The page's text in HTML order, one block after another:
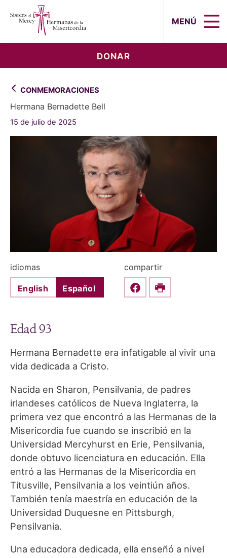
MENÚ
DONAR
CONMEMORACIONES
Hermana Bernadette Bell
15 de julio de 2025
idiomas
English Español
compartir
Share this on Facebook
Print
Edad 93
Hermana Bernadette era infatigable al vivir una
vida dedicada a Cristo.
Nacida en Sharon, Pensilvania, de padres
irlandeses católicos de Nueva Inglaterra, la
primera vez que encontró a las Hermanas de la
Misericordia fue cuando se inscribió en la
Universidad Mercyhurst en Erie, Pensilvania,
donde obtuvo licenciatura en educación. Ella
entró a las Hermanas de la Misericordia en
Titusville, Pensilvania a los veintiún años.
También tenía maestría en educación de la
Universidad Duquesne en Pittsburgh,
Pensilvania.
Una educadora dedicada, ella enseñó a nivel